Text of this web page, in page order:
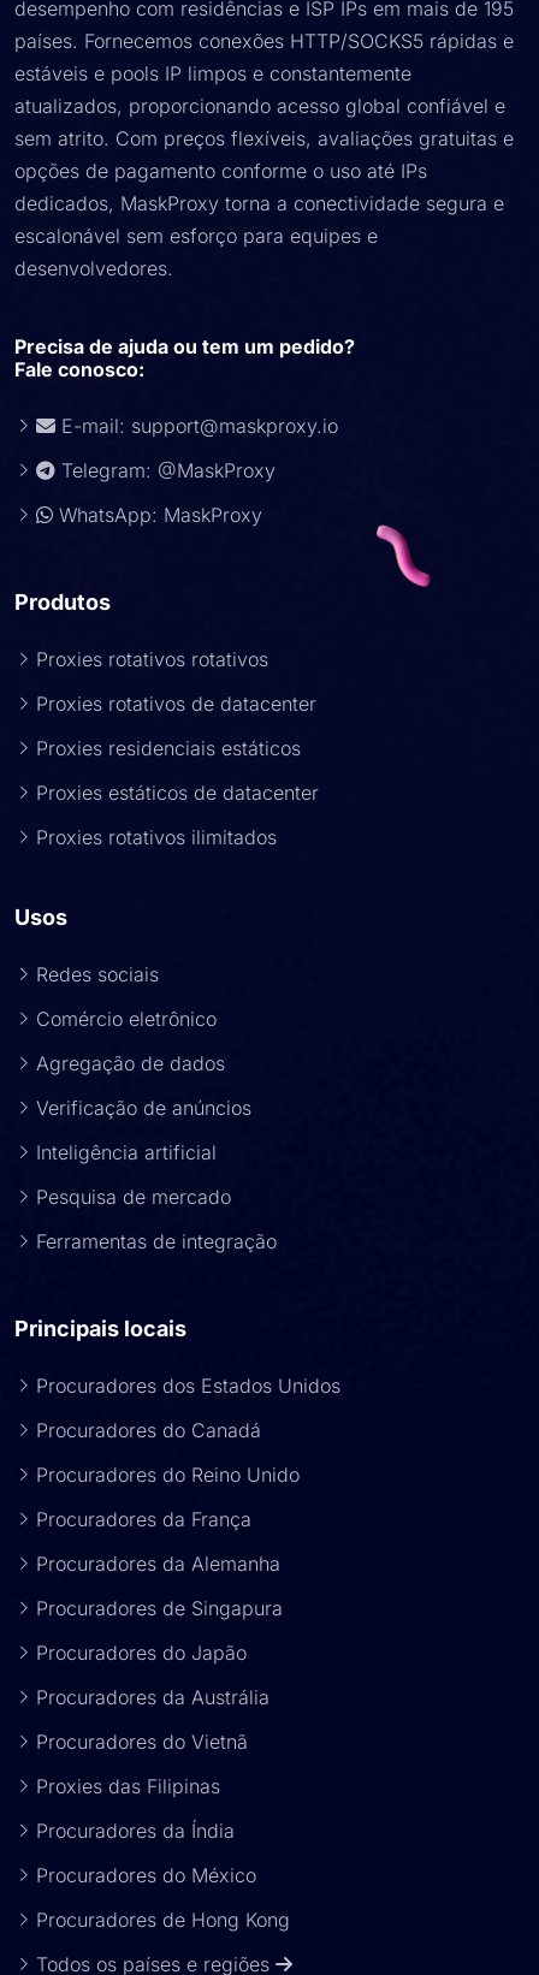
desempenho com residências e ISP IPs em mais de 195
países. Fornecemos conexões HTTP/SOCKS5 rápidas e
estáveis ​​e pools IP limpos e constantemente
atualizados, proporcionando acesso global confiável e
sem atrito. Com preços flexíveis, avaliações gratuitas e
opções de pagamento conforme o uso até IPs
dedicados, MaskProxy torna a conectividade segura e
escalonável sem esforço para equipes e
desenvolvedores.
Precisa de ajuda ou tem um pedido?
Fale conosco:
E-mail: support@maskproxy.io
Telegram: @MaskProxy
WhatsApp: MaskProxy
Produtos
Proxies rotativos rotativos
Proxies rotativos de datacenter
Proxies residenciais estáticos
Proxies estáticos de datacenter
Proxies rotativos ilimitados
Usos
Redes sociais
Comércio eletrônico
Agregação de dados
Verificação de anúncios
Inteligência artificial
Pesquisa de mercado
Ferramentas de integração
Principais locais
Procuradores dos Estados Unidos
Procuradores do Canadá
Procuradores do Reino Unido
Procuradores da França
Procuradores da Alemanha
Procuradores de Singapura
Procuradores do Japão
Procuradores da Austrália
Procuradores do Vietnã
Proxies das Filipinas
Procuradores da Índia
Procuradores do México
Procuradores de Hong Kong
Todos os países e regiões